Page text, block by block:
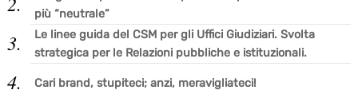
più “neutrale”
Le linee guida del CSM per gli Uffici Giudiziari. Svolta
strategica per le Relazioni pubbliche e istituzionali.
Cari brand, stupiteci; anzi, meravigliateci!